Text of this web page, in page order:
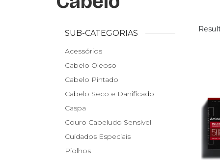
SUB-CATEGORIAS
Acessórios
Cabelo Oleoso
Cabelo Pintado
Cabelo Seco e Danificado
Caspa
Couro Cabeludo Sensível
Cuidados Especiais
Piolhos